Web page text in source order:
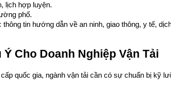
lịch hợp luyện.
phố.
tin hướng dẫn về an ninh, giao thông, y tế,
Cho Doanh Nghiệp Vận Tải
quốc gia, ngành vận tải cần có sự chuẩn bị kỹ